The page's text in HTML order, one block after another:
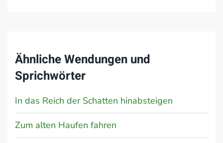
Ähnliche Wendungen und
Sprichwörter
In das Reich der Schatten hinabsteigen
Zum alten Haufen fahren